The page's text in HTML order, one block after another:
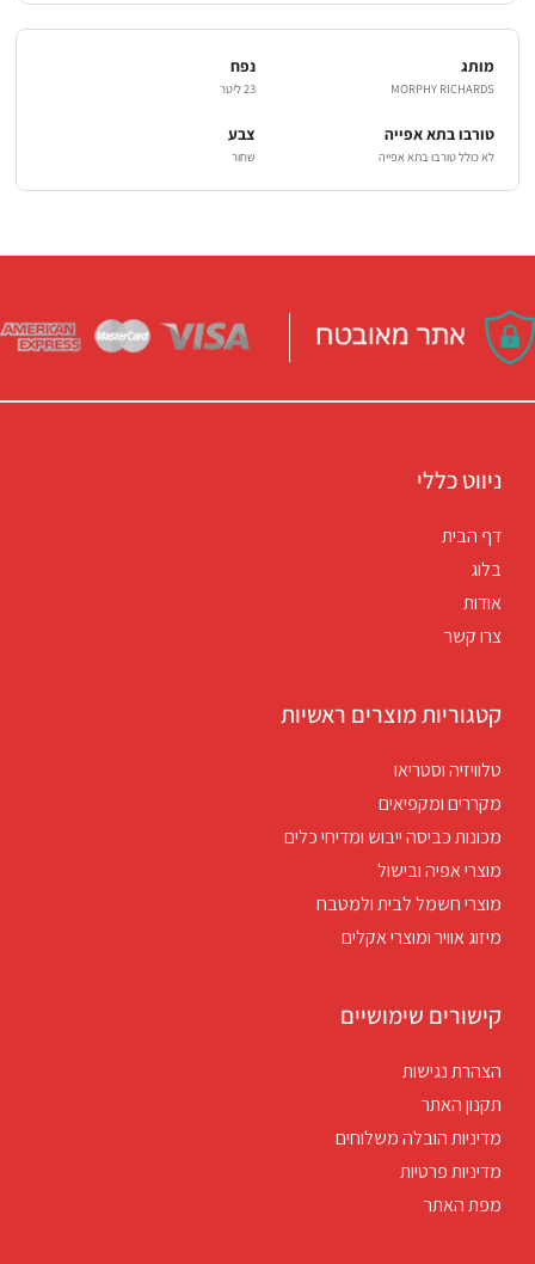
מותג
MORPHY RICHARDS
נפח
23 ליטר
טורבו בתא אפייה
לא כולל טורבו בתא אפייה
צבע
שחור
ניווט כללי
דף הבית
בלוג
אודות
צרו קשר
קטגוריות מוצרים ראשיות
טלוויזיה וסטריאו
מקררים ומקפיאים
מכונות כביסה ייבוש ומדיחי כלים
מוצרי אפיה ובישול
מוצרי חשמל לבית ולמטבח
מיזוג אוויר ומוצרי אקלים
קישורים שימושיים
הצהרת נגישות
תקנון האתר
מדיניות הובלה משלוחים
מדיניות פרטיות
מפת האתר